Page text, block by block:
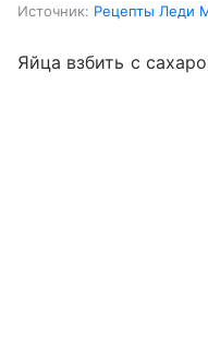
Источник: Рецепты Леди
Яйца взбить с